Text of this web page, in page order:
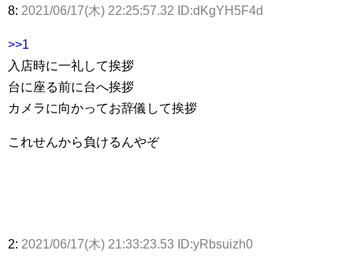
8: 2021/06/17(木) 22:25:57.32 ID:dKgYH5F4d
>>1
入店時に一礼して挨拶
台に座る前に台へ挨拶
カメラに向かってお辞儀して挨拶
これせんから負けるんやぞ
2: 2021/06/17(木) 21:33:23.53 ID:yRbsuizh0